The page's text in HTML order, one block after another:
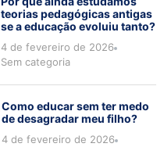
teorias pedagógicas antigas
se a educação evoluiu tanto?
4 de fevereiro de 2026
Sem categoria
Como educar sem ter medo
de desagradar meu filho?
4 de fevereiro de 2026